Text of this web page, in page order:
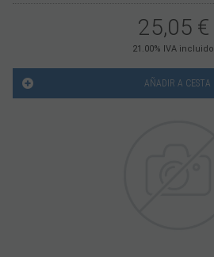
25,05 €
21.00% IVA incluido
AÑADIR A CESTA